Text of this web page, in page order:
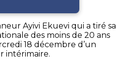
Ayivi Ekuevi qui a tiré sa
des moins de 20 ans
18 décembre d’un
intérimaire.